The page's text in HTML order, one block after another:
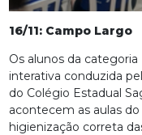
16/11: Campo Largo
Os alunos da
interativa conduzida
do Colégio Estadual
acontecem as aulas
higienização correta